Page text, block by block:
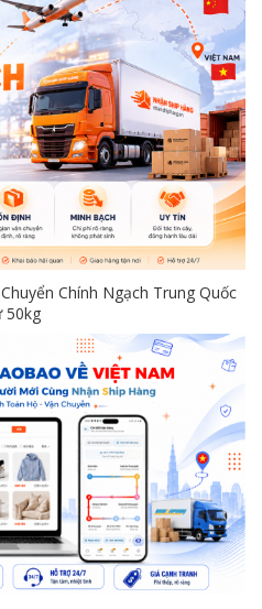
Chính Ngạch Trung Quốc
50kg